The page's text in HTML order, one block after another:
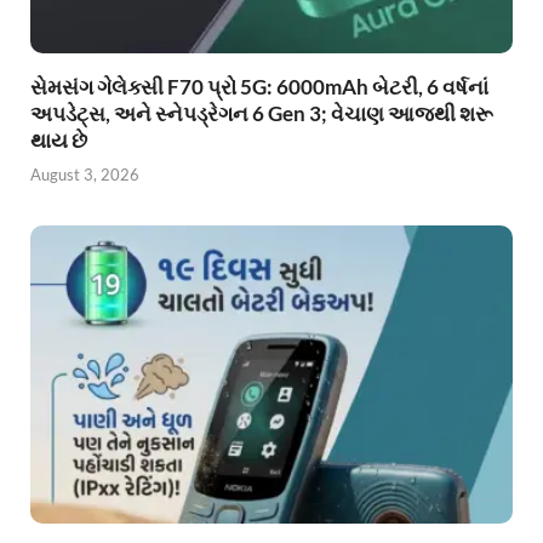
સેમસંગ ગેલેક્સી F70 પ્રો 5G: 6000mAh બેટરી, 6 વર્ષનાં
અપડેટ્સ, અને સ્નેપડ્રેગન 6 Gen 3; વેચાણ આજથી શરૂ
થાય છે
August 3, 2026